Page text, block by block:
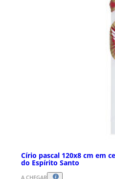
Círio pascal 120x8 cm em
do Espírito Santo
A CHEGAR